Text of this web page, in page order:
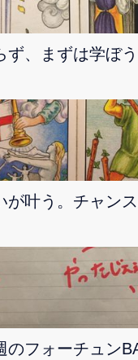
ず、まずは学ぼう
が叶う。チャンス
フォーチュン